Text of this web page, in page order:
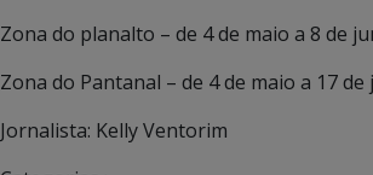
Zona do planalto – de 4 de maio a 8 de
Zona do Pantanal – de 4 de maio a 17 de
Jornalista: Kelly Ventorim